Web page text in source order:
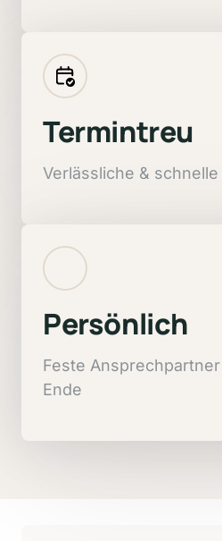
Termintreu
Verlässliche & schnelle
Persönlich
Feste Ansprechpartner
Ende